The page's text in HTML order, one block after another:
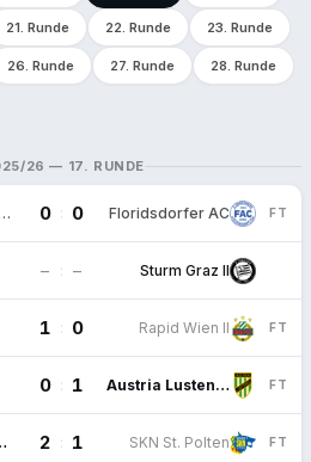
21. Runde 22. Runde 23. Runde
26. Runde 27. Runde 28. Runde
26 — 17. RUNDE
Kapfenberger SV 0 : 0 Floridsdorfer AC FT
– : – Sturm Graz II
1 : 0 Rapid Wien II FT
0 : 1 Austria Lustenau FT
2 : 1 SKN St. Polten FT